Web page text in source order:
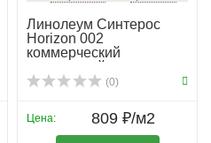
Линолеум Синтерос
Horizon 002
коммерческий
гомогенный
(0)
Цена: 809 ₽/м2